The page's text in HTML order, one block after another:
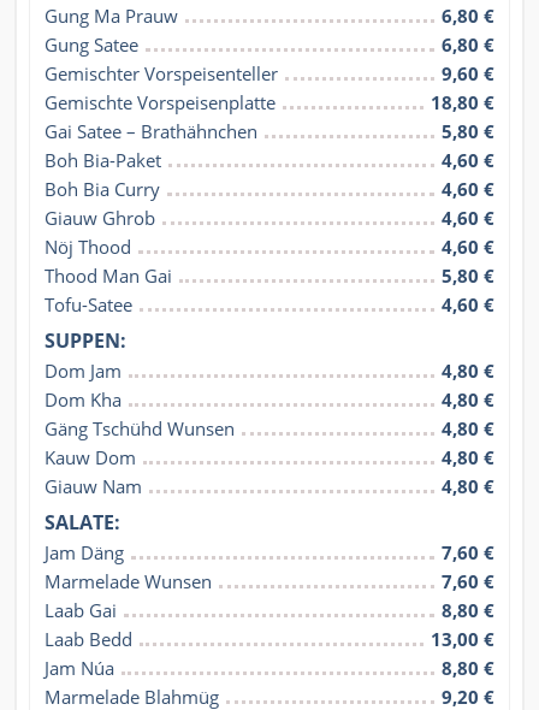
Gung Ma Prauw
6,80 €
Gung Satee
6,80 €
Gemischter Vorspeisenteller
9,60 €
Gemischte Vorspeisenplatte
18,80 €
Gai Satee – Brathähnchen
5,80 €
Boh Bia-Paket
4,60 €
Boh Bia Curry
4,60 €
Giauw Ghrob
4,60 €
Nöj Thood
4,60 €
Thood Man Gai
5,80 €
Tofu-Satee
4,60 €
SUPPEN:
Dom Jam
4,80 €
Dom Kha
4,80 €
Gäng Tschühd Wunsen
4,80 €
Kauw Dom
4,80 €
Giauw Nam
4,80 €
SALATE:
Jam Däng
7,60 €
Marmelade Wunsen
7,60 €
Laab Gai
8,80 €
Laab Bedd
13,00 €
Jam Núa
8,80 €
Marmelade Blahmüg
9,20 €